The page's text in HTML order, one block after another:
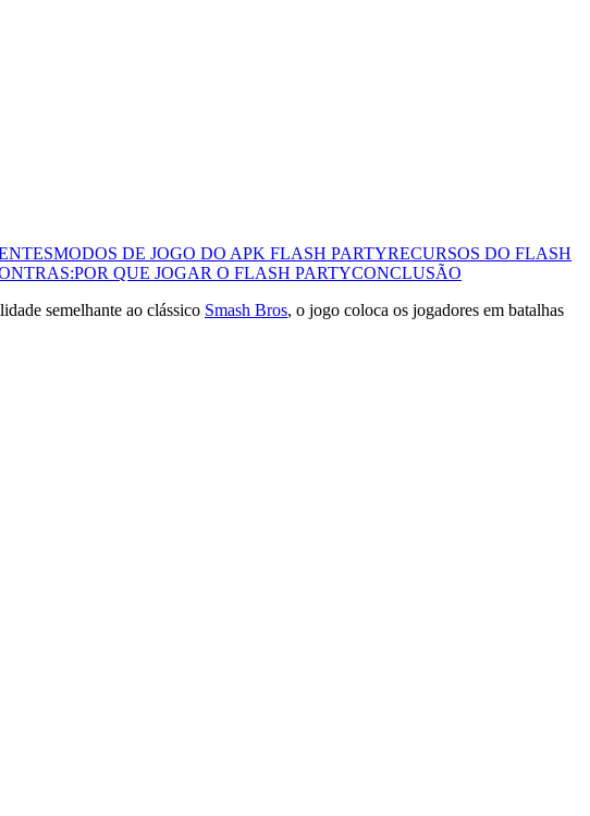
MODOS DE JOGO DO APK FLASH PARTYRECURSOS DO FLASH
POR QUE JOGAR O FLASH PARTYCONCLUSÃO
semelhante ao clássico Smash Bros, o jogo coloca os jogadores em batalhas